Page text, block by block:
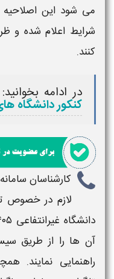
می شود این اصلاحیه
شرایط اعلام شده و
کنند.
در ادامه بخوانید:
کنکور دانشگاه
کارشناسان
لازم در خصوص
دانشگاه غیرانتفاعی ۱۴۰۵
آن ها را از طریق
راهنمایی نمایند.